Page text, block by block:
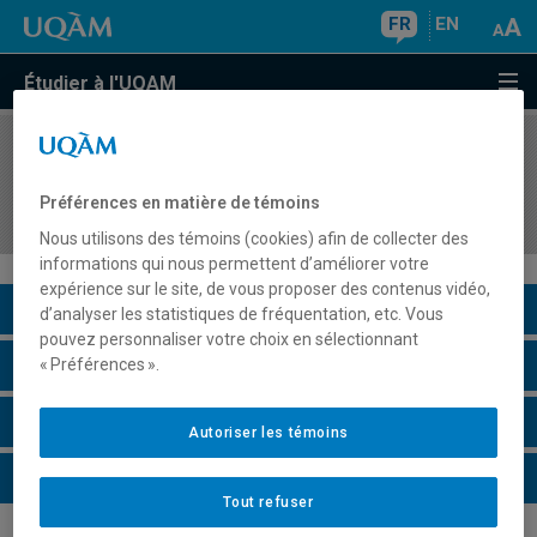
FR EN
Étudier à l'UQAM
COURS//
langage
Description du cours
Horaire - Été 2026
Horaire - Automne 2026
Horaire - Hiver 2027
Préférences en matière de témoins
Nous utilisons des témoins (cookies) afin de collecter des
informations qui nous permettent d’améliorer votre
expérience sur le site, de vous proposer des contenus vidéo,
d’analyser les statistiques de fréquentation, etc. Vous
pouvez personnaliser votre choix en sélectionnant
« Préférences ».
Tout refuser
Autoriser les témoins